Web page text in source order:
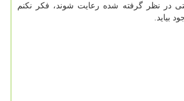
در نظر گرفته شده رعایت شوند، فکر نکنم
بیاید.